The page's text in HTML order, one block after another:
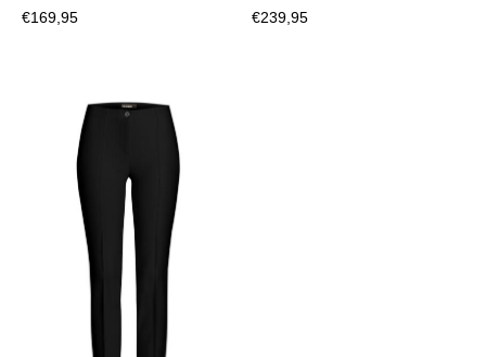
€169,95 €239,95